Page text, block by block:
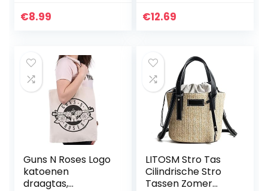
Vrouwen
€8.99
Pattern Tote
€12.69
Guns N Roses Logo
katoenen
draagtas,
LITOSM Stro Tas
Cilindrische Stro
Tassen Zomer